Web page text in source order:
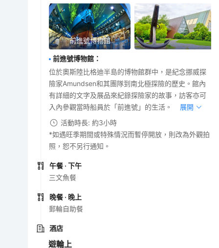
前進號博物館
前進號博物館 ：
位於奧斯陸比格迪半島的博物館群中，是紀念挪威探
險家Amundsen和其團隊到南北極探險的歷史。館內
有詳細的文字及展品來紀錄探險家的故事，訪客亦可
入內參觀當時船員於「前進號」的生活。
展開
活動時長: 約3小時
*如遇旺季期間或特殊情況而暫停開放，則改為外觀拍
照，恕不另行通知。
午餐 · 下午
三文魚餐
晚餐 · 晚上
郵輪自助餐
酒店
遊輪上